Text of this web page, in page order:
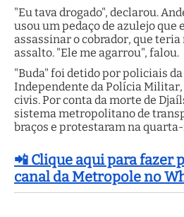
"Eu tava drogado", declarou.
usou um pedaço de azulejo que
assassinar o cobrador, que
assalto. "Ele me agarrou", falou.
"Buda" foi detido por policiais
Independente da Polícia
civis. Por conta da morte de
sistema metropolitano de
braços e protestaram na
📲 Clique aqui para fazer
canal da Metropole no